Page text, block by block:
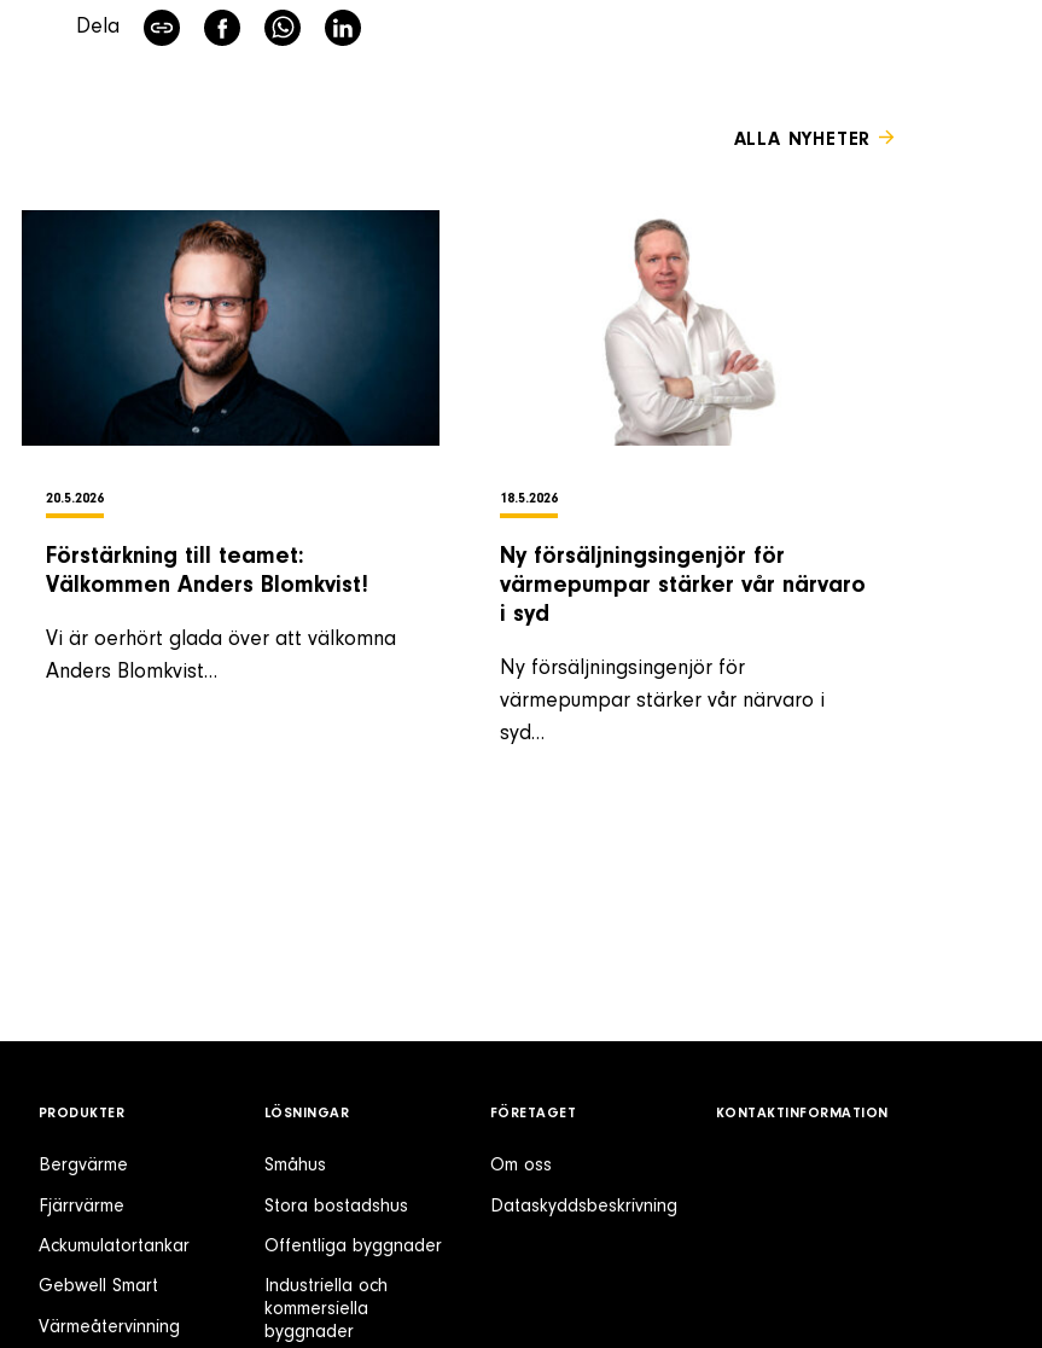
Dela
ALLA NYHETER
20.5.2026
Förstärkning till teamet:
Välkommen Anders Blomkvist!
Vi är oerhört glada över att välkomna
Anders Blomkvist…
18.5.2026
Ny försäljningsingenjör för
värmepumpar stärker vår närvaro
i syd
Ny försäljningsingenjör för
värmepumpar stärker vår närvaro i
syd…
PRODUKTER
Bergvärme
Fjärrvärme
Ackumulatortankar
Gebwell Smart
Värmeåtervinning
LÖSNINGAR
Småhus
Stora bostadshus
Offentliga byggnader
Industriella och
kommersiella
byggnader
FÖRETAGET
Om oss
Dataskyddsbeskrivning
KONTAKTINFORMATION